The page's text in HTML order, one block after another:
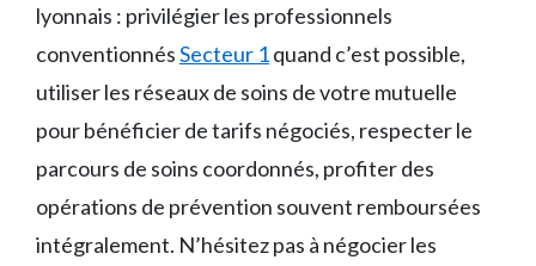
lyonnais : privilégier les professionnels
conventionnésSecteur 1quand c’est possible,
utiliser les réseaux de soins de votre mutuelle
pour bénéficier de tarifs négociés, respecter le
parcours de soins coordonnés, profiter des
opérations de prévention souvent remboursées
intégralement. N’hésitez pas à négocier les